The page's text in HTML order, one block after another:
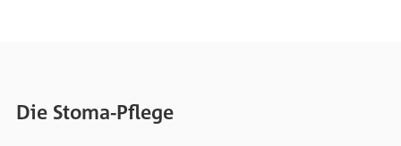
Die Stoma-Pflege